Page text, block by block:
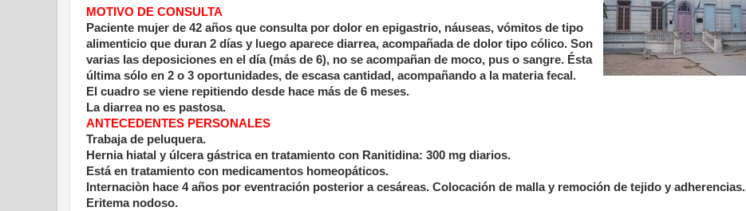
MOTIVO DE CONSULTA
Paciente mujer de 42 años que consulta por dolor en epigastrio, náuseas, vómitos de tipo
alimenticio que duran 2 días y luego aparece diarrea, acompañada de dolor tipo cólico. Son
varias las deposiciones en el día (más de 6), no se acompañan de moco, pus o sangre. Ésta
última sólo en 2 o 3 oportunidades, de escasa cantidad, acompañando a la materia fecal.
El cuadro se viene repitiendo desde hace más de 6 meses.
La diarrea no es pastosa.
ANTECEDENTES PERSONALES
Trabaja de peluquera.
Hernia hiatal y úlcera gástrica en tratamiento con Ranitidina: 300 mg diarios.
Está en tratamiento con medicamentos homeopáticos.
Internaciòn hace 4 años por eventración posterior a cesáreas. Colocación de malla y remoción de tejido y adherencias.
Eritema nodoso.